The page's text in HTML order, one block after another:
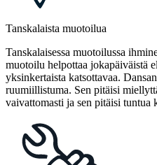
Tanskalaista muotoilua
Tanskalaisessa muotoilussa
muotoilu helpottaa jokapäiväistä
yksinkertaista katsottavaa.
ruumiillistuma. Sen pitäisi
vaivattomasti ja sen pitäisi tuntua